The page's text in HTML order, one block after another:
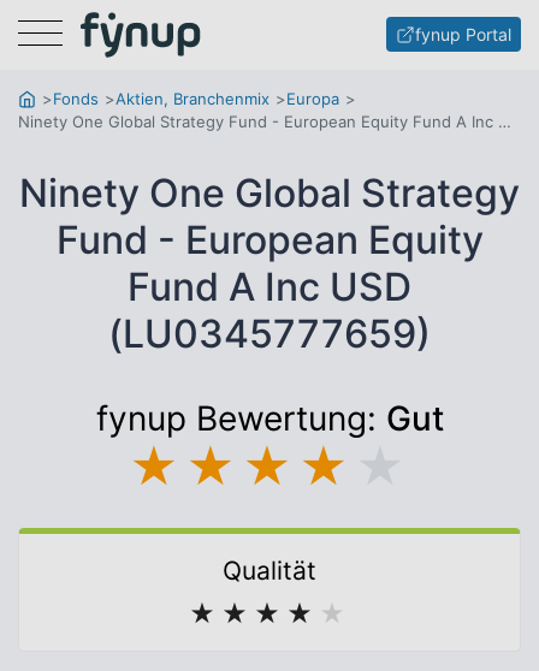
Menu fynup Portal
Fonds Aktien, Branchenmix
Europa
Ninety One Global Strategy Fund - European Equity Fund A Inc USD
Ninety One Global Strategy
Fund - European Equity
Fund A Inc USD
(LU0345777659)
fynup Bewertung: Gut
★ ★ ★ ★
Qualität
★ ★ ★ ★ ★